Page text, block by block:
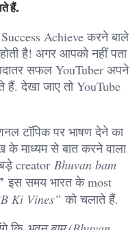
हैं.
Achieve करने बाले
है! अगर आपको नहीं पता
सफल YouTuber अपने
देखा जाए तो YouTube
टॉपिक पर भाषण देने का
माध्यम से बात करने वाला
creator Bhuvan bam
इस समय भारत के most
Ki Vines”को चलाते हैं.